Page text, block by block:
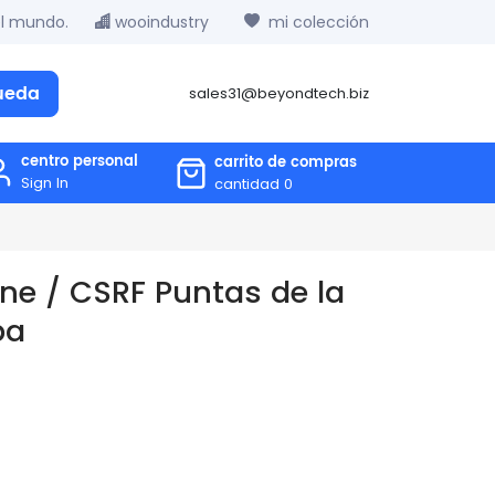
mundo. wooindustry mi colección
sales31@beyondtech.biz
centro personal
Sign In
carrito de compras
cantidad 0
/ CSRF Puntas de la